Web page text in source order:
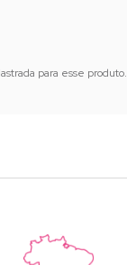
para esse produto.